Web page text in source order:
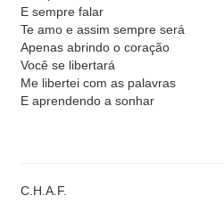
E sempre falar
Te amo e assim sempre será
Apenas abrindo o coração
Você se libertará
Me libertei com as palavras
E aprendendo a sonhar
C.H.A.F.